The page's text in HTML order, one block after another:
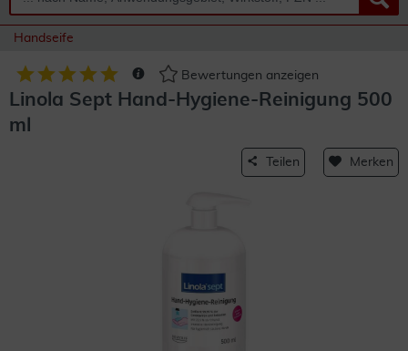
Handseife
Bewertungen anzeigen
Linola Sept Hand-Hygiene-Reinigung 500
ml
Teilen Merken